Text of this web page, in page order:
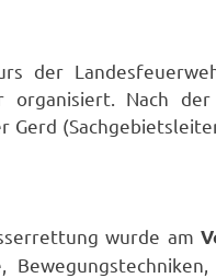
der
organisiert. Nach
Gerd
wurde am